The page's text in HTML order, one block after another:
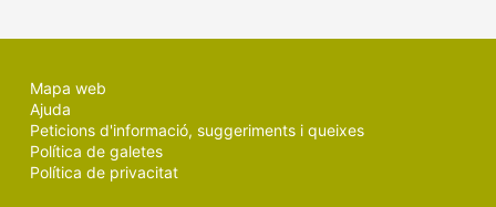
Mapa web
Ajuda
Peticions d'informació, suggeriments i queixes
Política de galetes
Política de privacitat